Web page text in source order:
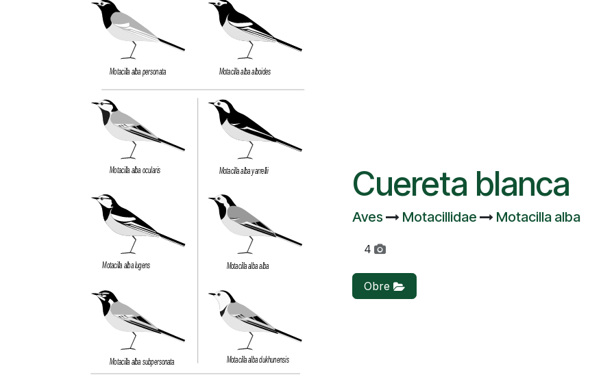
Cuereta blanca
Aves Motacillidae Motacilla alba
4
Obre